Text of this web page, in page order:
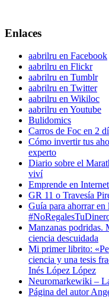
Enlaces
aabrilru en Facebook
aabrilru en Flickr
aabrilru en Tumblr
aabrilru en Twitter
aabrilru en Wikiloc
aabrilru en Youtube
Bulidomics
Carros de Foc en 2
Cómo invertir tus
experto
Diario sobre el
viví
Emprende en
GR 11 o Travesía
Guía para ahorrar
Manzanas podridas.
ciencia descuidada
Mi primer librito:
ciencia y una tesis
Inés López López
Neuromarkewiki –
Página del autor